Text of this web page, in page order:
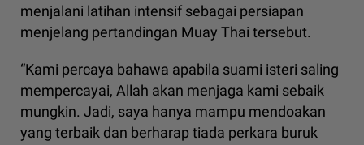
menjalani latihan intensif sebagai persiapan
menjelang pertandingan Muay Thai tersebut.
“Kami percaya bahawa apabila suami isteri saling
mempercayai, Allah akan menjaga kami sebaik
mungkin. Jadi, saya hanya mampu mendoakan
yang terbaik dan berharap tiada perkara buruk